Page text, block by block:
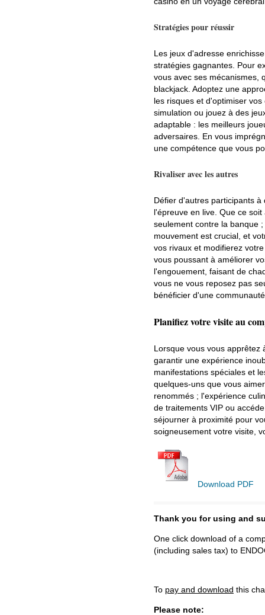
Stratégies pour réussir
Les jeux d'adresse
stratégies gagnantes. Pour
vous avec ses mécanismes,
blackjack. Adoptez une
les risques et d'optimiser
simulation ou jouez à des
adaptable : les meilleurs
adversaires. En vous
une compétence que vous
Rivaliser avec les autres
Défier d'autres participants
l'épreuve en live. Que ce
seulement contre la banque
mouvement est crucial, et
vos rivaux et modifierez
vous poussant à améliorer
l'engouement, faisant de
vous ne vous reposez pas
bénéficier d'une
Planifiez votre visite au
Lorsque vous vous apprêtez
garantir une expérience
manifestations spéciales et
quelques-uns que vous
renommés ; l'expérience
de traitements VIP ou
séjourner à proximité pour
soigneusement votre visite,
Download PDF
Thank you for using and
One click download of a
(including sales tax) to
To pay and download this
Please note: